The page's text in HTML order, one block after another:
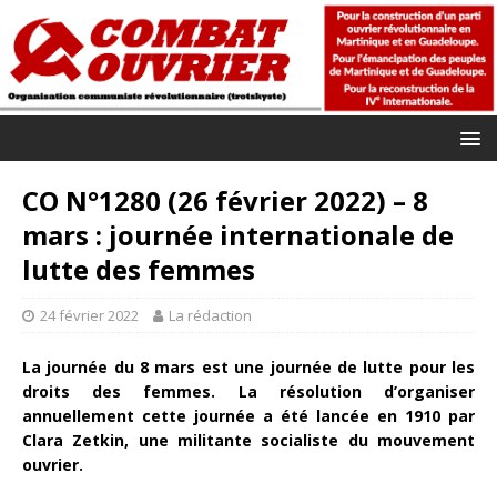
CO N°1280 (26 février 2022) – 8
mars : journée internationale de
lutte des femmes
24 février 2022 La rédaction
La journée du 8 mars est une journée de lutte pour les
droits des femmes. La résolution d’organiser
annuellement cette journée a été lancée en 1910 par
Clara Zetkin, une militante socialiste du mouvement
ouvrier.